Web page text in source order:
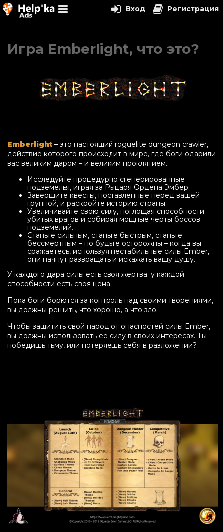
содержимому
Игра Emberlight, что это?
Emberlight – это настоящий roguelite dungeon crawler,
действие которого происходит в мире, где боги одарили
вас великим даром – и великим проклятием.
Исследуйте процедурно сгенерированные
подземелья, играя за Рыцаря Ордена Эмбер.
Завершите квесты, поставленные перед вашей
группой, и раскройте историю страны.
Увеличивайте свою силу, поглощая способности
убитых врагов и собирая мощные черты боссов
подземелий.
Станьте сильным, станьте быстрым, станьте
бессмертным – но будьте осторожны – когда вы
сражаетесь, используя нестабильные силы Ember,
они начнут развращать и искажать вашу душу.
У каждого дара силы есть своя жертва; у каждой
способности есть своя цена.
Пока боги борются за контроль над своими творениями,
вы должны решить, что хорошо, а что зло.
Чтобы защитить свой народ от опасностей силы Ember,
вы должны использовать ее силу в своих интересах. Ты
победишь тьму, или потеряешь себя в разложении?
Вход Регистрация